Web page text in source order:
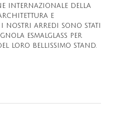
INTERNAZIONALE DELLA
E
I NOSTRI ARREDI SONO STATI
ESMALGLASS PER
LORO BELLISSIMO STAND.